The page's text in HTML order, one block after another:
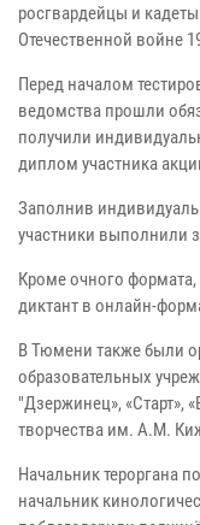
росгвардейцы и
Отечественной войне
Перед началом
ведомства прошли
получили
диплом участника
Заполнив
участники выполнили
Кроме очного
диктант в онлайн-
В Тюмени также были
образовательных
"Дзержинец», «Старт»,
творчества им. А.М.
Начальник тероргана
начальник